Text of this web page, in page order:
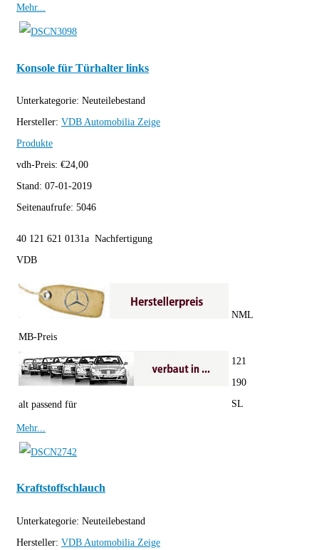
Mehr...
Konsole für Türhalter links
Unterkategorie: Neuteilebestand
Hersteller: VDB Automobilia Zeige
Produkte
vdh-Preis: €24,00
Stand: 07-01-2019
Seitenaufrufe: 5046
40 121 621 0131a Nachfertigung
VDB
MB-Preis
NML
alt passend für
121
190
SL
Mehr...
Kraftstoffschlauch
Unterkategorie: Neuteilebestand
Hersteller: VDB Automobilia Zeige